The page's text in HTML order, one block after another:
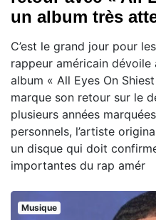
un album très
C’est le grand jour pour
rappeur américain dévoile
album « All Eyes On
marque son retour sur le
plusieurs années
personnels, l’artiste
un disque qui doit
importantes du rap amér
Musique